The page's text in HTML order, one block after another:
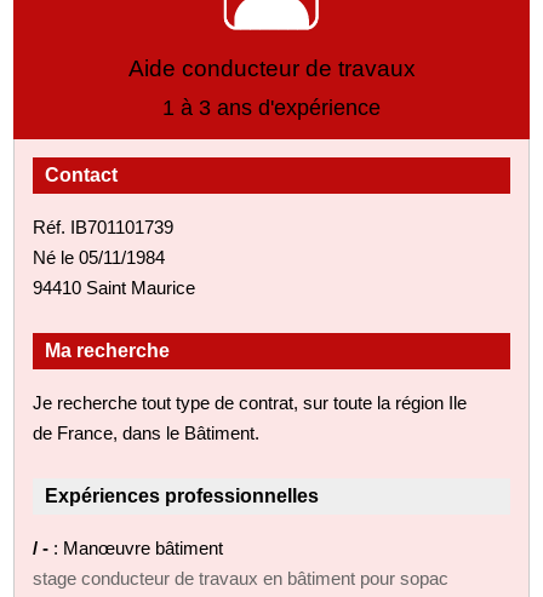
Aide conducteur de travaux
1 à 3 ans d'expérience
Contact
Réf. IB701101739
Né le 05/11/1984
94410 Saint Maurice
Ma recherche
Je recherche tout type de contrat, sur toute la région Ile
de France, dans le Bâtiment.
Expériences professionnelles
/ - : Manœuvre bâtiment
stage conducteur de travaux en bâtiment pour sopac